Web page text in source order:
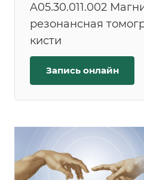
A05.30.011.002
резонансная
кисти
Запись онлайн